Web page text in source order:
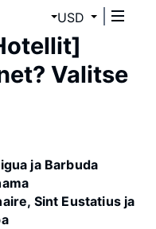
USD
Valitse
ja Barbuda
Sint Eustatius ja